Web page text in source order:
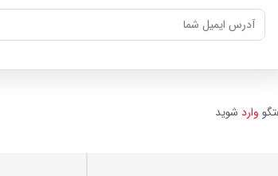
وارد شوید